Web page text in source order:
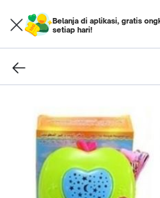
Belanja di aplikasi, gratis
setiap hari!